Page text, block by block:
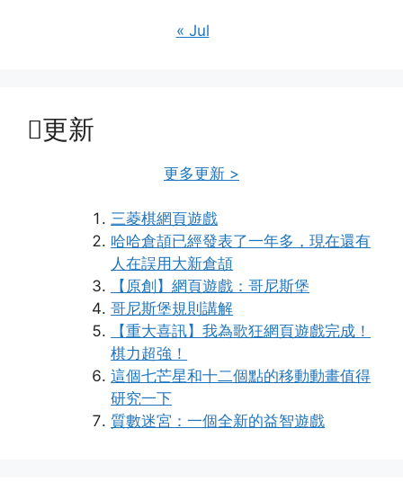
« Jul
更新
更多更新 >
三菱棋網頁遊戲
哈哈倉頡已經發表了一年多，現在還有
人在誤用大新倉頡
【原創】網頁遊戲：哥尼斯堡
哥尼斯堡規則講解
【重大喜訊】我為歌狂網頁遊戲完成！
棋力超強！
這個七芒星和十二個點的移動動畫值得
研究一下
質數迷宮：一個全新的益智遊戲